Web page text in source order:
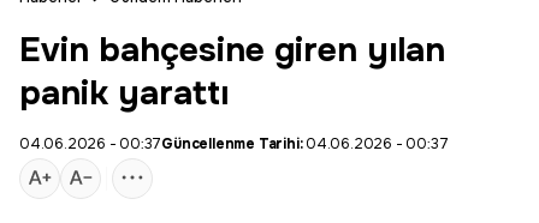
Evin bahçesine giren yılan
panik yarattı
04.06.2026 - 00:37Güncellenme Tarihi:04.06.2026 - 00:37